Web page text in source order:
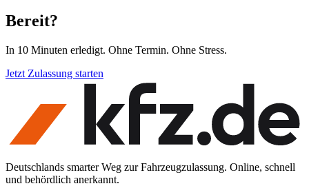
Bereit?
In 10 Minuten erledigt. Ohne Termin. Ohne Stress.
Jetzt Zulassung starten
Deutschlands smarter Weg zur Fahrzeugzulassung. Online, schnell
und behördlich anerkannt.